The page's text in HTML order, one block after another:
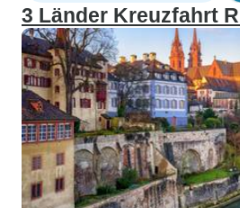
3 Länder Kreuzfahrt